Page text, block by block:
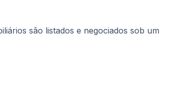
são listados e negociados sob um